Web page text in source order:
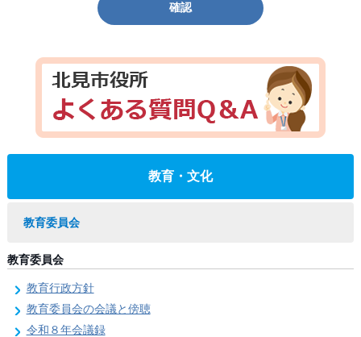
確認
教育・文化
教育委員会
教育委員会
教育行政方針
教育委員会の会議と傍聴
令和８年会議録